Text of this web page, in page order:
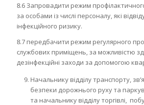
8.6 Запровадити режим
за особами із числі персоналу, які
інфекційного ризику.
8.7 передбачити режим регулярного
службових приміщень, за можливістю
дезінфекційні заходи за допомогою
Начальнику відділу транспорту,
безпеки дорожнього руху та
та начальнику відділу торгівлі,